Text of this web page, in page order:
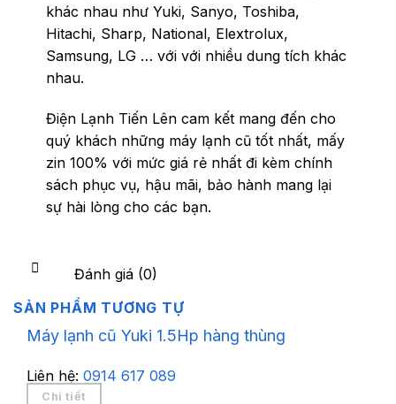
khác nhau như Yuki, Sanyo, Toshiba,
Hitachi, Sharp, National, Elextrolux,
Samsung, LG … với với nhiều dung tích khác
nhau.
Điện Lạnh Tiến Lên cam kết mang đến cho
quý khách những máy lạnh cũ tốt nhất, mấy
zin 100% với mức giá rẻ nhất đi kèm chính
sách phục vụ, hậu mãi, bảo hành mang lại
sự hài lòng cho các bạn.
Đánh giá (0)
SẢN PHẨM TƯƠNG TỰ
Máy lạnh cũ Yuki 1.5Hp hàng thùng
Liên hệ: 0914 617 089
Chi tiết